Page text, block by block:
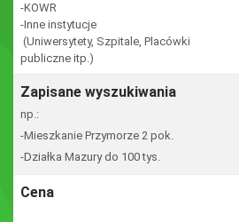
-KOWR
-Inne instytucje
(Uniwersytety, Szpitale, Placówki
publiczne itp.)
Zapisane wyszukiwania
np.:
-Mieszkanie Przymorze 2 pok.
-Działka Mazury do 100 tys.
Cena